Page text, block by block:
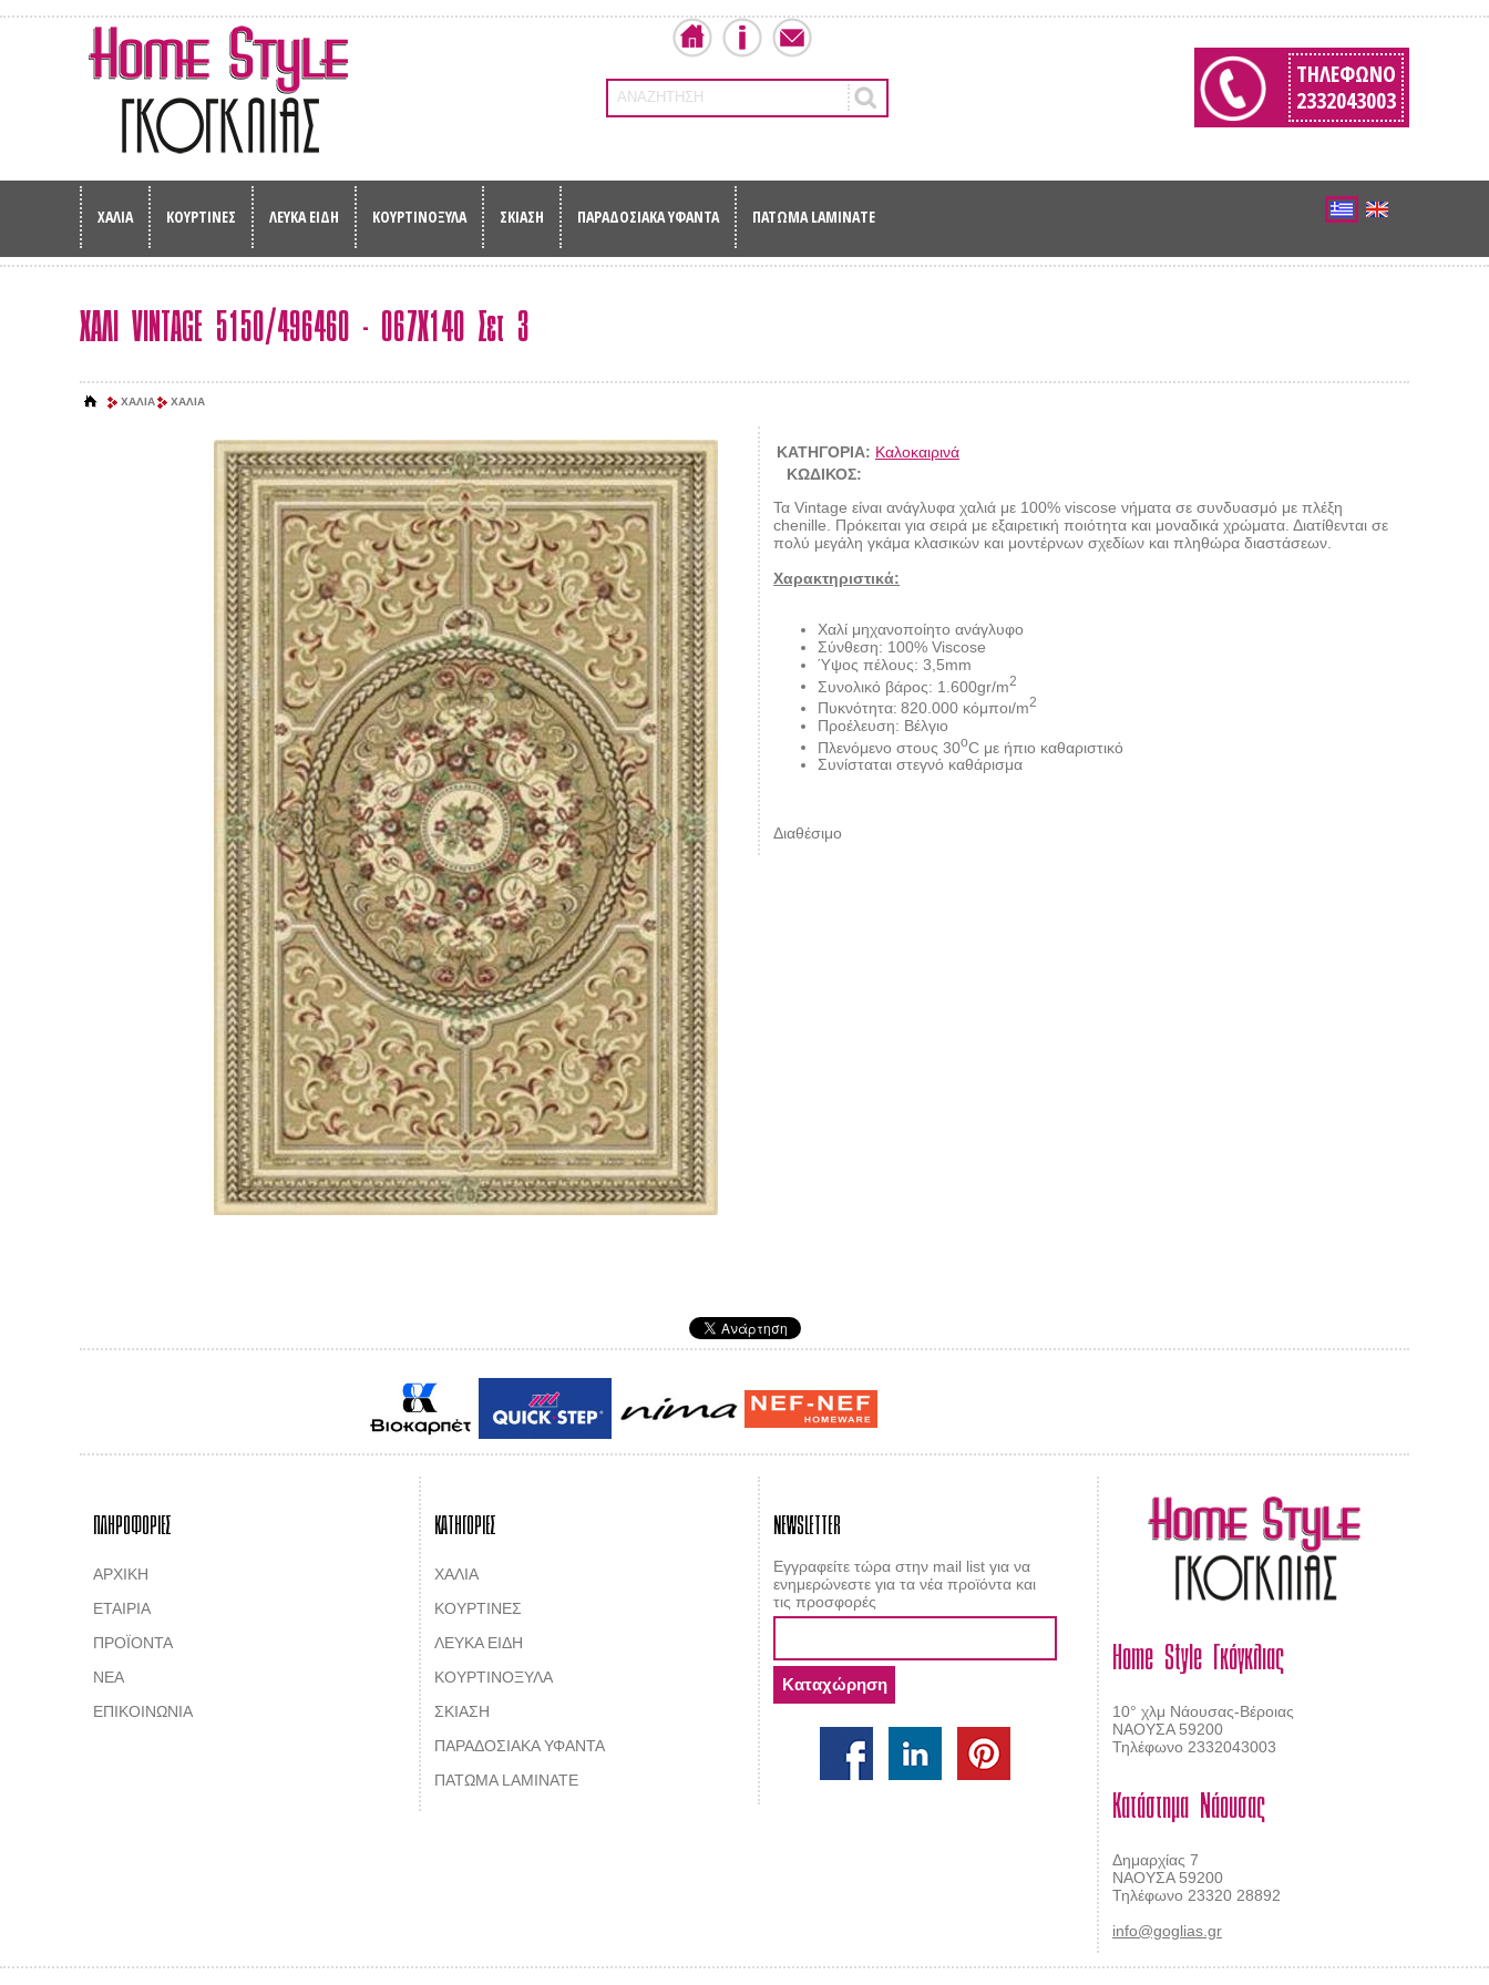
ΑΝΑΖΗΤΗΣΗ
ΤΗΛΈΦΩΝΟ
2332043003
ΧΑΛΙΑ ΚΟΥΡΤΙΝΕΣ ΛΕΥΚΑ ΕΙΔΗ ΚΟΥΡΤΙΝΟΞΥΛΑ ΣΚΙΑΣΗ ΠΑΡΑΔΟΣΙΑΚΑ ΥΦΑΝΤΑ ΠΑΤΩΜΑ LAMINATE
ΧΑΛΙ VINTAGE 5150/496460 - 067Χ140 Σετ 3
ΧΑΛΙΑ ΧΑΛΙΑ
ΚΑΤΗΓΟΡΙΑ: Καλοκαιρινά
ΚΩΔΙΚΟΣ:
Τα Vintage είναι ανάγλυφα χαλιά με 100% viscose νήματα σε συνδυασμό με πλέξη
chenille. Πρόκειται για σειρά με εξαιρετική ποιότητα και μοναδικά χρώματα. Διατίθενται σε
πολύ μεγάλη γκάμα κλασικών και μοντέρνων σχεδίων και πληθώρα διαστάσεων.
Χαρακτηριστικά:
Χαλί μηχανοποίητο ανάγλυφο
Σύνθεση: 100% Viscose
Ύψος πέλους: 3,5mm
Συνολικό βάρος: 1.600gr/m2
Πυκνότητα: 820.000 κόμποι/m2
Προέλευση: Βέλγιο
Πλενόμενο στους 30οC με ήπιο καθαριστικό
Συνίσταται στεγνό καθάρισμα
Διαθέσιμο
ΠΛΗΡΟΦΟΡΙΕΣ
ΑΡΧΙΚΗ
ΕΤΑΙΡΙΑ
ΠΡΟΪΟΝΤΑ
ΝΕΑ
ΕΠΙΚΟΙΝΩΝΙΑ
ΚΑΤΗΓΟΡΙΕΣ
ΧΑΛΙΑ
ΚΟΥΡΤΙΝΕΣ
ΛΕΥΚΑ ΕΙΔΗ
ΚΟΥΡΤΙΝΟΞΥΛΑ
ΣΚΙΑΣΗ
ΠΑΡΑΔΟΣΙΑΚΑ ΥΦΑΝΤΑ
ΠΑΤΩΜΑ LAMINATE
NEWSLETTER
Εγγραφείτε τώρα στην mail list για να
ενημερώνεστε για τα νέα προϊόντα και
τις προσφορές
Home Style Γκόγκλιας
10° χλμ Νάουσας-Βέροιας
ΝΑΟΥΣΑ 59200
Τηλέφωνο 2332043003
Κατάστημα Νάουσας
Δημαρχίας 7
ΝΑΟΥΣΑ 59200
Τηλέφωνο 23320 28892
info@goglias.gr